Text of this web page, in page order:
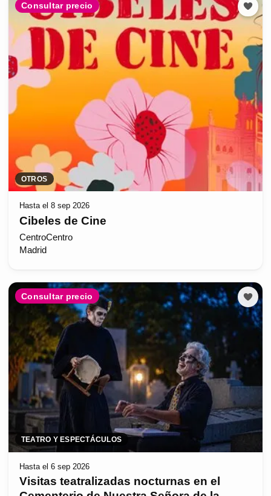
Consultar precio
OTROS
Hasta el 8 sep 2026
Cibeles de Cine
CentroCentro
Madrid
Consultar precio
TEATRO Y ESPECTÁCULOS
Hasta el 6 sep 2026
Visitas teatralizadas nocturnas en el